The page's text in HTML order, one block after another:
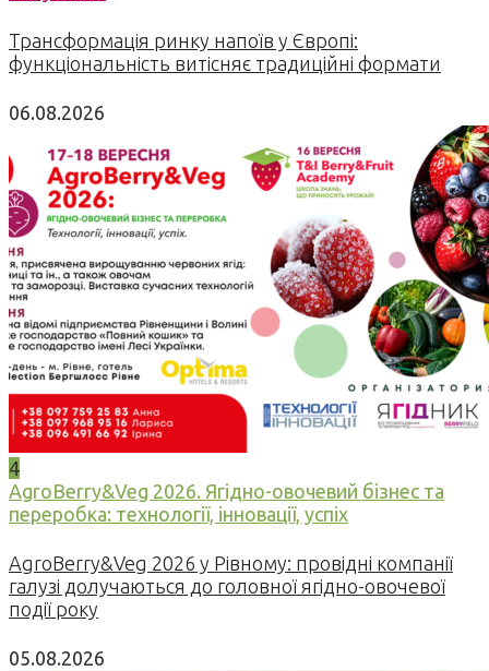
Трансформація ринку напоїв у Європі:
функціональність витісняє традиційні формати
06.08.2026
4
AgroBerry&Veg 2026. Ягідно-овочевий бізнес та
переробка: технології, інновації, успіх
AgroBerry&Veg 2026 у Рівному: провідні компанії
галузі долучаються до головної ягідно-овочевої
події року
05.08.2026